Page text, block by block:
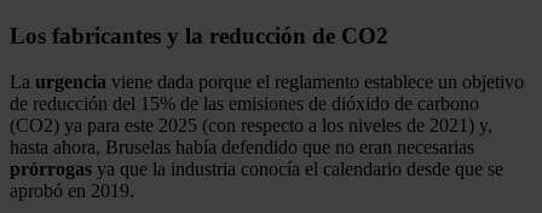
Los fabricantes y la reducción de CO2
La urgencia viene dada porque el reglamento establece un objetivo
de reducción del 15% de las emisiones de dióxido de carbono
(CO2) ya para este 2025 (con respecto a los niveles de 2021) y,
hasta ahora, Bruselas había defendido que no eran necesarias
prórrogas ya que la industria conocía el calendario desde que se
aprobó en 2019.